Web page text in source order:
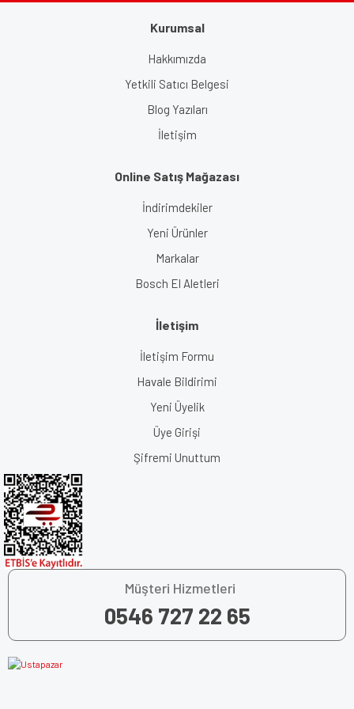
Gönder
Kurumsal
Hakkımızda
Yetkili Satıcı Belgesi
Blog Yazıları
İletişim
Online Satış Mağazası
İndirimdekiler
Yeni Ürünler
Markalar
Bosch El Aletleri
İletişim
İletişim Formu
Havale Bildirimi
Yeni Üyelik
Üye Girişi
Şifremi Unuttum
Müşteri Hizmetleri
0546 727 22 65